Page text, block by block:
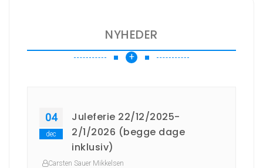
NYHEDER
+
04
dec
Juleferie 22/12/2025-
2/1/2026 (begge dage
inklusiv)
Carsten Sauer Mikkelsen